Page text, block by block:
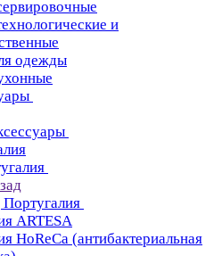
и
одежды
ARTESA
HoReCa (антибактериальная